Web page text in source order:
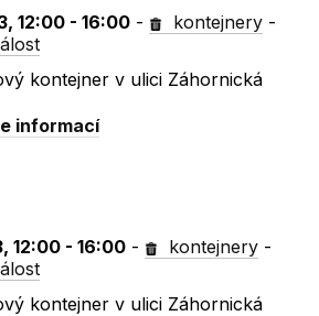
12:00 - 16:00 - kontejnery -
kontejner v ulici Záhornická
informací
12:00 - 16:00 - kontejnery -
kontejner v ulici Záhornická